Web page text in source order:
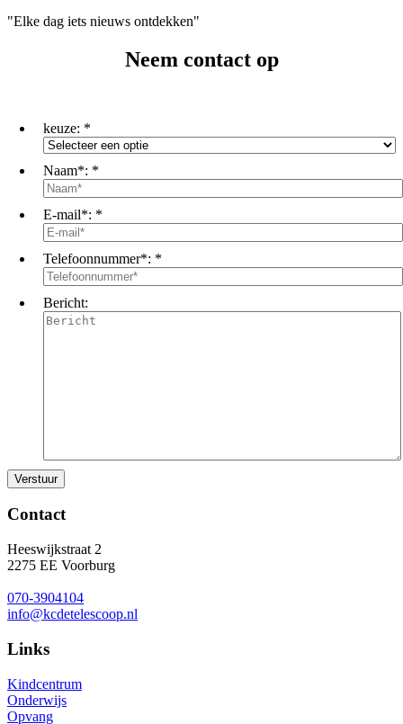
"Elke dag iets nieuws ontdekken"
Neem contact op
keuze: *
Naam*: *
E-mail*: *
Telefoonnummer*: *
Bericht:
Contact
Heeswijkstraat 2
2275 EE Voorburg
070-3904104
info@kcdetelescoop.nl
Links
Kindcentrum
Onderwijs
Opvang